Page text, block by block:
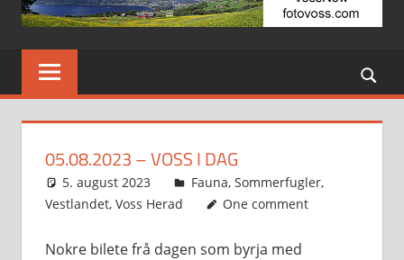
05.08.2023 – VOSS I DAG
5. august 2023 Svein
Fauna, Sommerfugler,
Vestlandet, Voss Herad One comment
Nokre bilete frå dagen som byrja med